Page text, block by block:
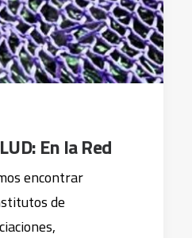
En la Red
encontrar
de